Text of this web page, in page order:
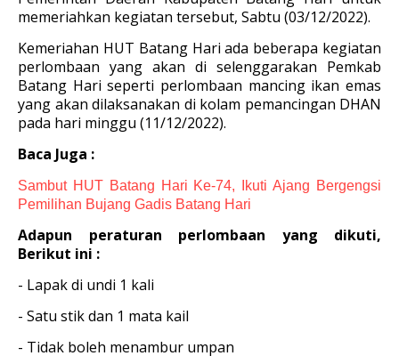
memeriahkan kegiatan tersebut, Sabtu (03/12/2022).
Kemeriahan HUT Batang Hari ada beberapa kegiatan
perlombaan yang akan di selenggarakan Pemkab
Batang Hari seperti perlombaan mancing ikan emas
yang akan dilaksanakan di kolam pemancingan DHAN
pada hari minggu (11/12/2022).
Baca Juga :
Sambut HUT Batang Hari Ke-74, Ikuti Ajang Bergengsi
Pemilihan Bujang Gadis Batang Hari
Adapun peraturan perlombaan yang dikuti,
Berikut ini :
- Lapak di undi 1 kali
- Satu stik dan 1 mata kail
- Tidak boleh menambur umpan